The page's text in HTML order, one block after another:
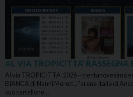
AL VIA TROPICITTA’ RASSEGNA
Al via TROPICITTA’ 2026 – trentanovesima
BIANCA di Nanni Moretti, l’arena Italia di
suo cartellone…